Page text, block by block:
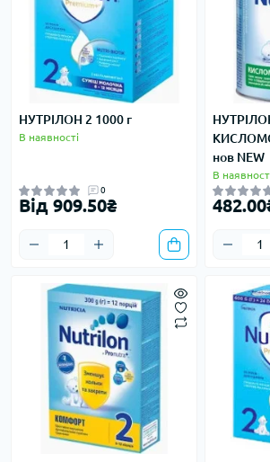
НУТРІЛОН 2 1000 г
В наявності
0
Від 909.50₴
нов NEW
В